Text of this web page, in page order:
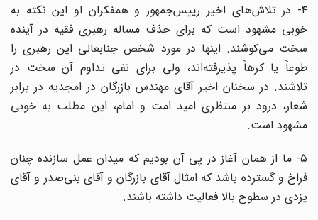
۴- در تلاش‌های اخیر رییس‌جمهور و همفکران او این نکته به
خوبی مشهود است که برای حذف مساله رهبری فقیه در آینده
سخت می‌کوشند. اینها در مورد شخص جنابعالی این رهبری را
طوعاً یا کرهاً پذیرفته‌اند، ولی برای نفی تداوم آن سخت در
تلاشند. در سخنان اخیر آقای مهندس بازرگان در امجدیه در برابر
شعار، درود بر منتظری امید امت و امام، این مطلب به خوبی
مشهود است.
۵- ما از‌‌ همان آغاز در پی آن بودیم که میدان عمل سازنده چنان
فراخ و گسترده باشد که امثال آقای بازرگان و آقای بنی‌صدر و آقای
یزدی در سطوح بالا فعالیت داشته باشند.